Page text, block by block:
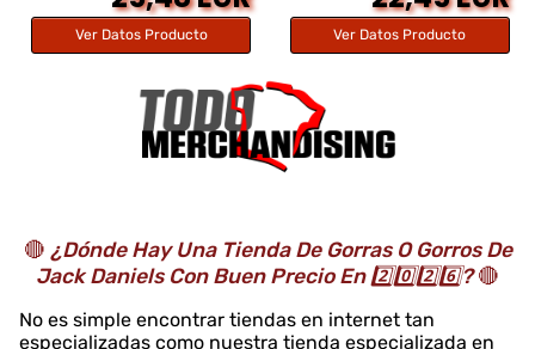
Ver Datos Producto Ver Datos Producto
🔴 ¿Dónde Hay Una Tienda De Gorras O Gorros De
Jack Daniels Con Buen Precio En 2️⃣0️⃣2️⃣6️⃣?🔴
No es simple encontrar tiendas en internet tan
especializadas como nuestra tienda especializada en